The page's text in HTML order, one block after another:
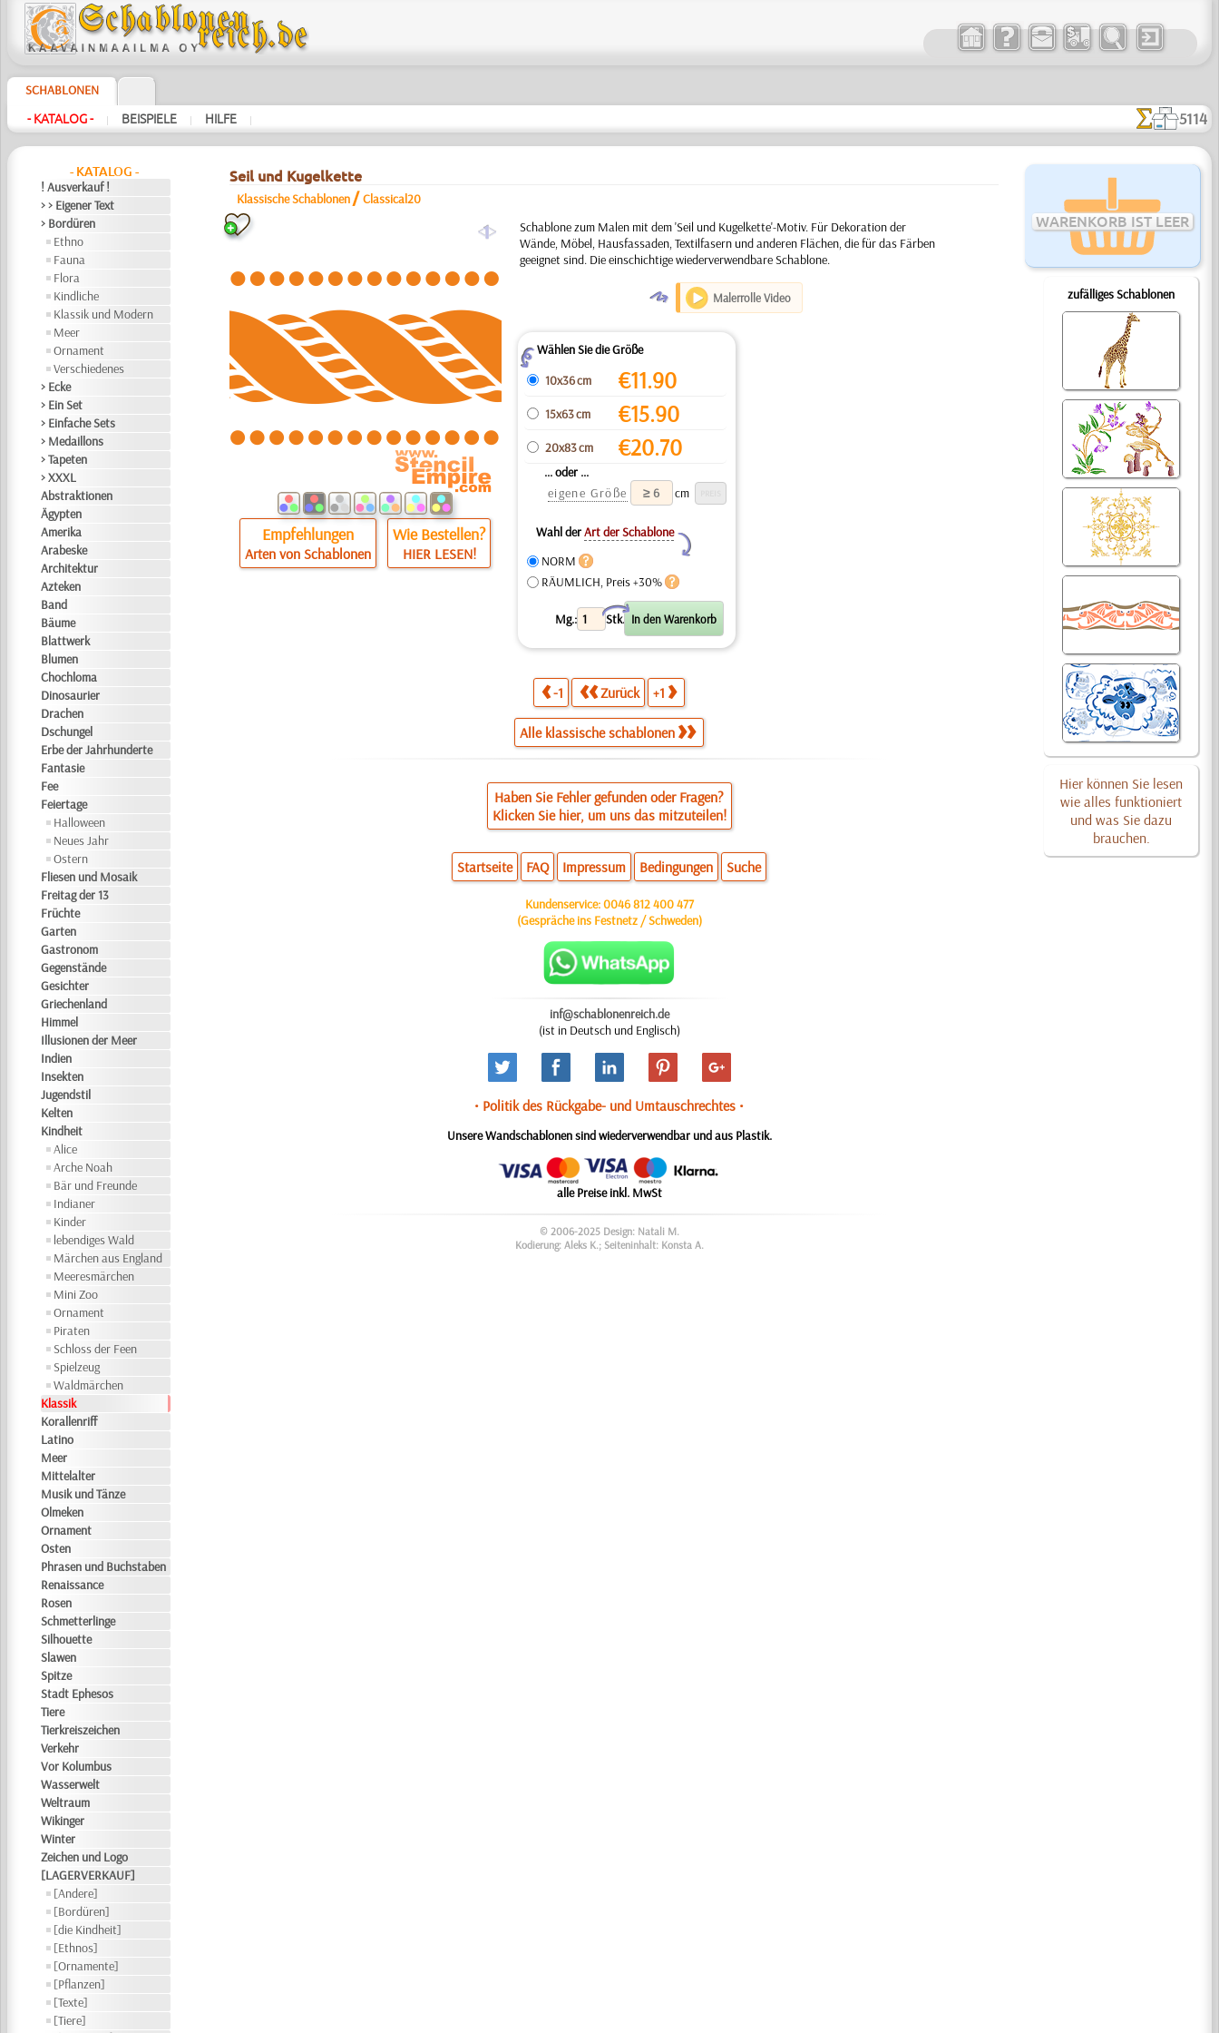
SCHABLONEN
- KATALOG - | BEISPIELE | HILFE | 5114
- KATALOG -
! Ausverkauf !
> > Eigener Text
> Bordüren
Ethno
Fauna
Flora
Kindliche
Klassik und Modern
Meer
Ornament
Verschiedenes
> Ecke
> Ein Set
> Einfache Sets
> Medaillons
> Tapeten
> XXXL
Abstraktionen
Ägypten
Amerika
Arabeske
Architektur
Azteken
Band
Bäume
Blattwerk
Blumen
Chochloma
Dinosaurier
Drachen
Dschungel
Erbe der Jahrhunderte
Fantasie
Fee
Feiertage
Halloween
Neues Jahr
Ostern
Fliesen und Mosaik
Freitag der 13
Früchte
Garten
Gastronom
Gegenstände
Gesichter
Griechenland
Himmel
Illusionen der Meer
Indien
Insekten
Jugendstil
Kelten
Kindheit
Alice
Arche Noah
Bär und Freunde
Indianer
Kinder
lebendiges Wald
Märchen aus England
Meeresmärchen
Mini Zoo
Ornament
Piraten
Schloss der Feen
Spielzeug
Waldmärchen
Klassik
Korallenriff
Latino
Meer
Mittelalter
Musik und Tänze
Olmeken
Ornament
Osten
Phrasen und Buchstaben
Renaissance
Rosen
Schmetterlinge
Silhouette
Slawen
Spitze
Stadt Ephesos
Tiere
Tierkreiszeichen
Verkehr
Vor Kolumbus
Wasserwelt
Weltraum
Wikinger
Winter
Zeichen und Logo
[LAGERVERKAUF]
[Andere]
[Bordüren]
[die Kindheit]
[Ethnos]
[Ornamente]
[Pflanzen]
[Texte]
[Tiere]
WARENKORB IST LEER
zufälliges Schablonen
Hier können Sie lesen
wie alles funktioniert
und was Sie dazu
brauchen.
Seil und Kugelkette
Klassische Schablonen /Classical20
a
Empfehlungen
Arten von Schablonen
Wie Bestellen?
HIER LESEN!
Schablone zum Malen mit dem 'Seil und Kugelkette'-Motiv. Für Dekoration der
Wände, Möbel, Hausfassaden, Textilfasern und anderen Flächen, die für das Färben
geeignet sind. Die einschichtige wiederverwendbare Schablone.
O Malerrolle Video
ZWählen Sie die Größe
10x36 cm
€11.90
15x63 cm €15.90
20x83 cm €20.70
... oder ...
eigene Größe
cm
Wahl derArt der Schablone
Y
NORM
RÄUMLICH, Preis +30%
Mg.: Stk.
X
-1 Zurück +1
Alle klassische schablonen
Haben Sie Fehler gefunden oder Fragen?
Klicken Sie hier, um uns das mitzuteilen!
Startseite FAQ Impressum Bedingungen Suche
Kundenservice:0046 812 400 477
(Gespräche ins Festnetz / Schweden)
inf@schablonenreich.de
(ist in Deutsch und Englisch)
• Politik des Rückgabe- und Umtauschrechtes •
Unsere Wandschablonen sind wiederverwendbar und aus Plastik.
alle Preise inkl. MwSt
© 2006-2025 Design: Natali M.
Kodierung: Aleks K.; Seiteninhalt: Konsta A.